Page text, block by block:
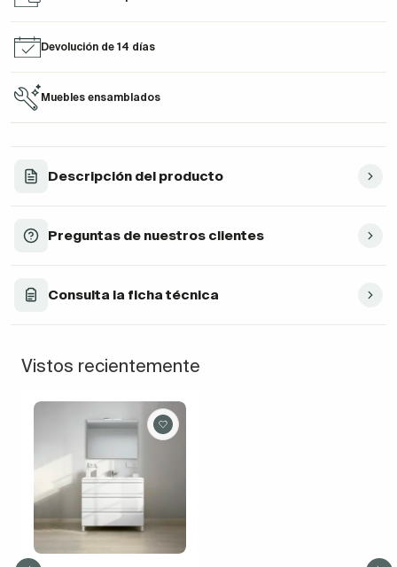
Devolución de 14 días
Muebles ensamblados
Descripción del producto
Preguntas de nuestros clientes
Consulta la ficha técnica
Vistos recientemente